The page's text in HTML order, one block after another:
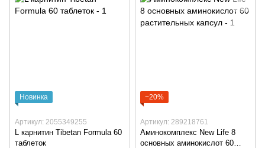
Новинка
Артикул: 2055349255
L карнитин Tibetan Formula 60
таблеток
−20%
Артикул: 289218761
Аминокомплекс New Life 8
основных аминокислот 60